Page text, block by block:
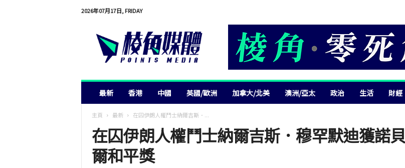
2026年07月17日, FRIDAY
最新 香港 中國 英國/歐洲 加拿大/北美 澳洲/亞太 政治 生活 財經
主頁 最新 在囚伊朗人權鬥士納爾吉斯．...
在囚伊朗人權鬥士納爾吉斯．穆罕默迪獲諾貝
爾和平獎